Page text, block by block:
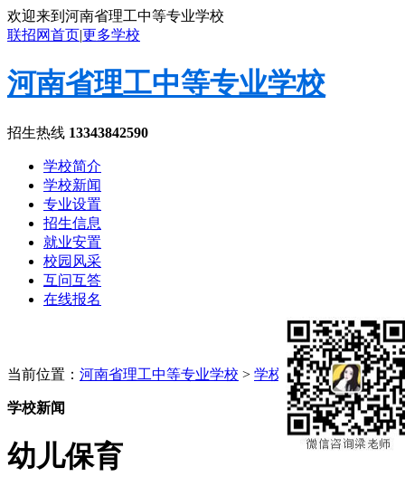
欢迎来到河南省理工中等专业学校
联招网首页|更多学校
河南省理工中等专业学校
招生热线 13343842590
学校简介
学校新闻
专业设置
招生信息
就业安置
校园风采
互问互答
在线报名
当前位置： 河南省理工中等专业学校 > 学校新闻
学校新闻
幼儿保育